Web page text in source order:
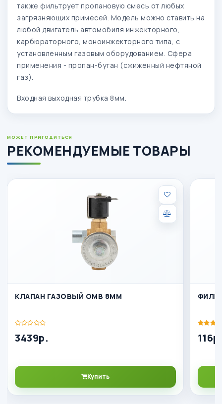
также фильтрует пропановую смесь от любых
загрязняющих примесей. Модель можно ставить на
любой двигатель автомобиля инжекторного,
карбюраторного, моноинжекторного типа, с
установленным газовым оборудованием. Сфера
применения - пропан-бутан (сжиженный нефтяной
газ).
Входная выходная трубка 8мм.
МОЖЕТ ПРИГОДИТЬСЯ
РЕКОМЕНДУЕМЫЕ ТОВАРЫ
КЛАПАН ГАЗОВЫЙ OMB 8ММ
3439р.
Купить